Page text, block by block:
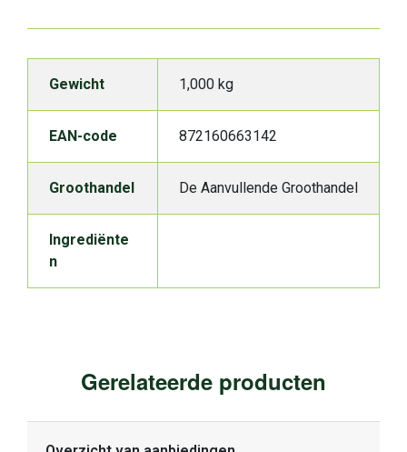
Gewicht 1,000 kg
EAN-code 872160663142
Groothandel De Aanvullende Groothandel
Ingrediënte
n
Gerelateerde producten